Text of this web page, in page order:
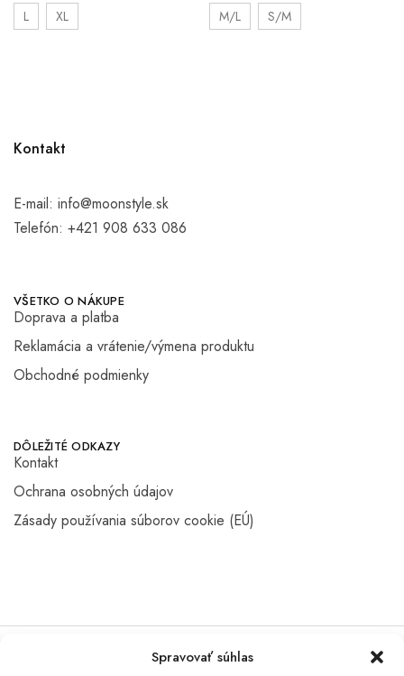
Spravovať súhlas
L XL M/L S/M
Kontakt
E-mail: info@moonstyle.sk
Telefón: +421 908 633 086
VŠETKO O NÁKUPE
Doprava a platba
Reklamácia a vrátenie/výmena produktu
Obchodné podmienky
DÔLEŽITÉ ODKAZY
Kontakt
Ochrana osobných údajov
Zásady používania súborov cookie (EÚ)
©2024 moonstyle.sk Všetky práva vyhradené.